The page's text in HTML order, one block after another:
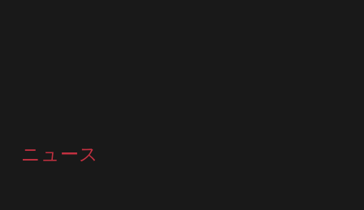
ニュース